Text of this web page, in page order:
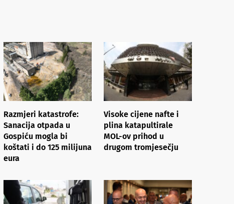
Razmjeri katastrofe:
Sanacija otpada u
Gospiću mogla bi
koštati i do 125 milijuna
eura
Visoke cijene nafte i
plina katapultirale
MOL-ov prihod u
drugom tromjesečju